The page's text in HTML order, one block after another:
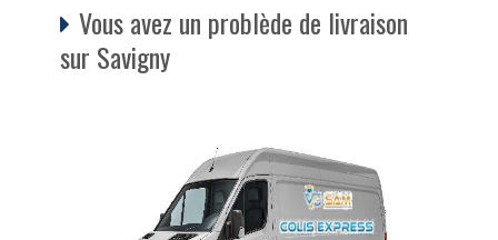
Vous avez un problède de livraison
sur Savigny